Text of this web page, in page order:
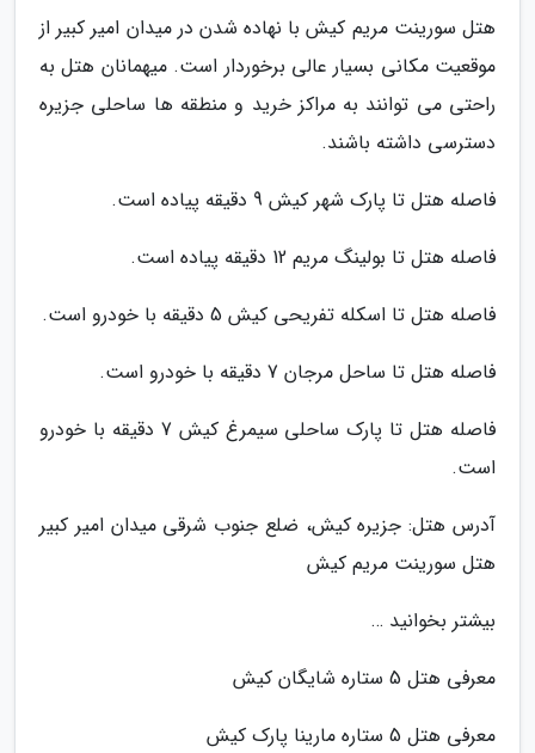
هتل سورینت مریم کیش با نهاده شدن در میدان امیر کبیر از
موقعیت مکانی بسیار عالی برخوردار است. میهمانان هتل به
راحتی می توانند به مراکز خرید و منطقه ها ساحلی جزیره
دسترسی داشته باشند.
فاصله هتل تا پارک شهر کیش 9 دقیقه پیاده است.
فاصله هتل تا بولینگ مریم 12 دقیقه پیاده است.
فاصله هتل تا اسکله تفریحی کیش 5 دقیقه با خودرو است.
فاصله هتل تا ساحل مرجان 7 دقیقه با خودرو است.
فاصله هتل تا پارک ساحلی سیمرغ کیش 7 دقیقه با خودرو
است.
آدرس هتل: جزیره کیش، ضلع جنوب شرقی میدان امیر کبیر
هتل سورینت مریم کیش
بیشتر بخوانید …
معرفی هتل 5 ستاره شایگان کیش
معرفی هتل 5 ستاره مارینا پارک کیش